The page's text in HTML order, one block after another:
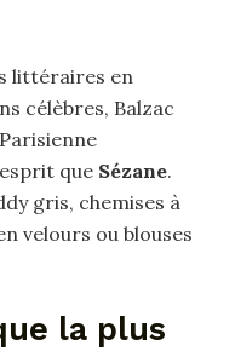
littéraires en
célèbres, Balzac
que Sézane.
gris, chemises à
velours ou blouses
la plus